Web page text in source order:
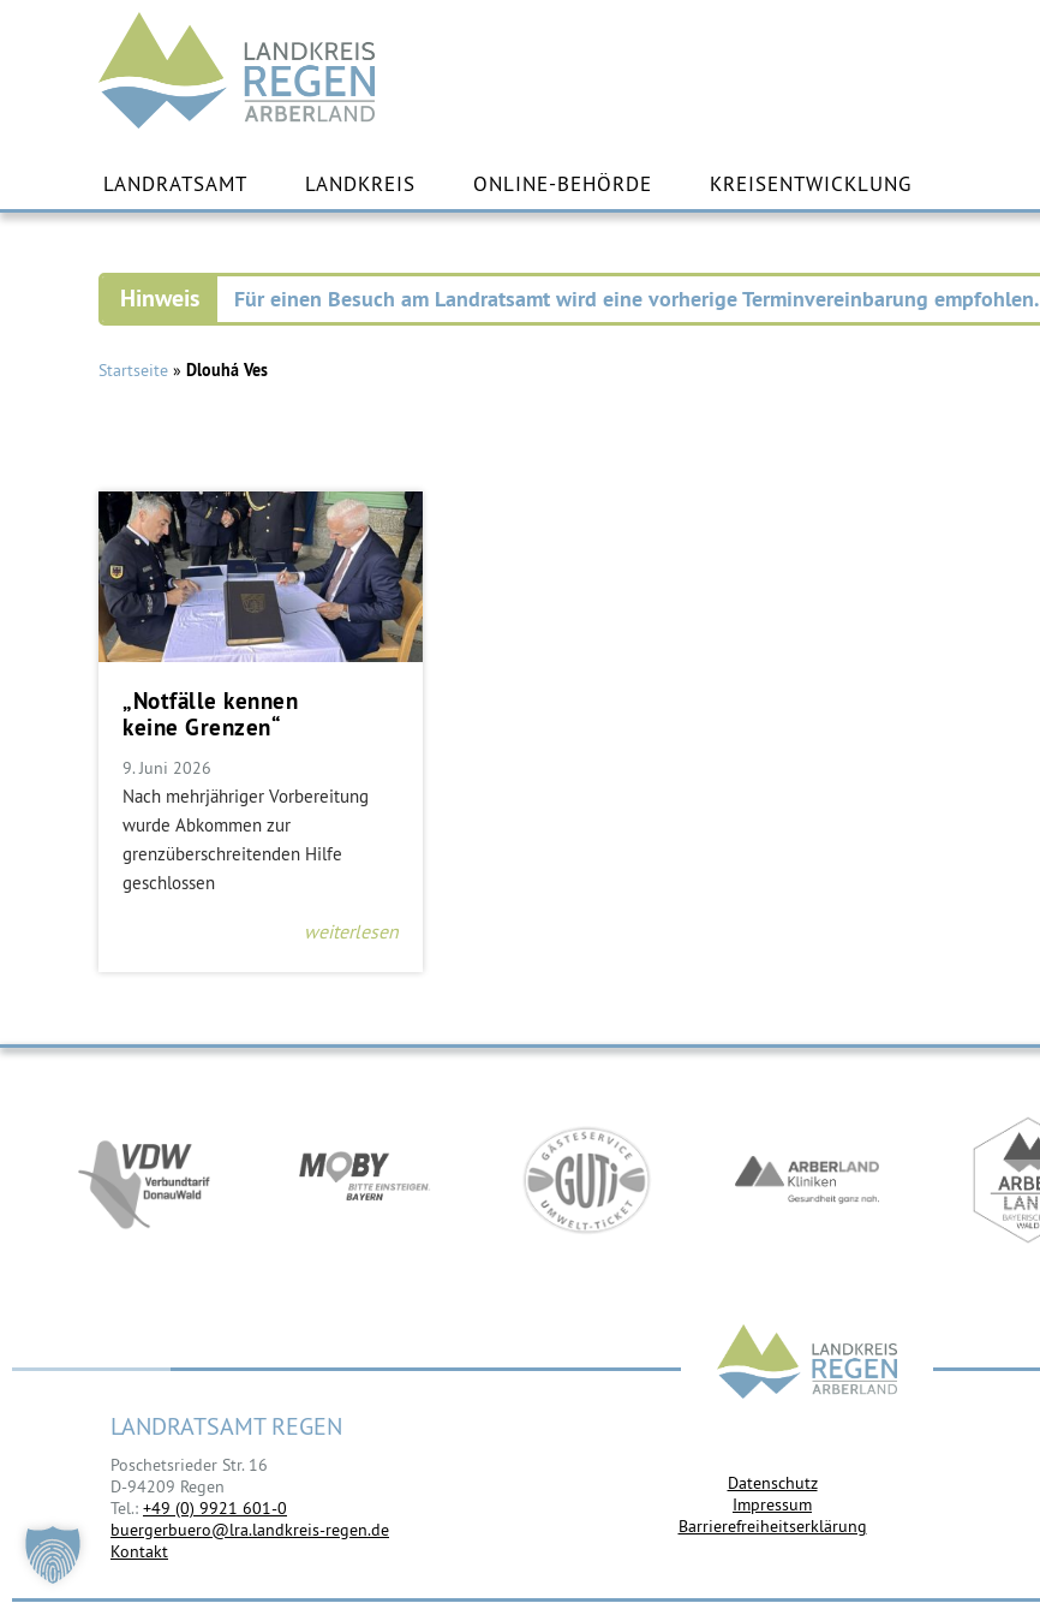
Landkreis
Regen
Inhalt
springen
LANDRATSAMT LANDKREIS ONLINE-BEHÖRDE KREISENTWICKLUNG
Für einen Besuch am Landratsamt wird eine vorherige Terminvereinbarung empfohlen.
Startseite » Dlouhá Ves
„Notfälle kennen
keine Grenzen“
9. Juni 2026
Nach mehrjähriger Vorbereitung
wurde Abkommen zur
grenzüberschreitenden Hilfe
geschlossen
weiterlesen
LANDRATSAMT REGEN
Poschetsrieder Str. 16
D-94209 Regen
Tel.: +49 (0) 9921 601-0
buergerbuero@lra.landkreis-regen.de
Kontakt
Datenschutz
Impressum
Barrierefreiheitserklärung